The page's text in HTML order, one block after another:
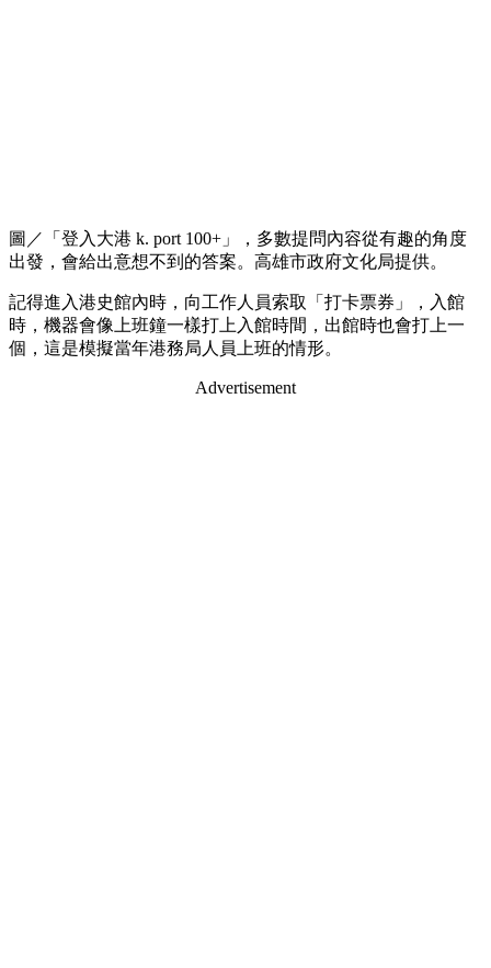
圖／「登入大港 k. port 100+」，多數提問內容從有趣的角度
出發，會給出意想不到的答案。高雄市政府文化局提供。
記得進入港史館內時，向工作人員索取「打卡票券」，入館
時，機器會像上班鐘一樣打上入館時間，出館時也會打上一
個，這是模擬當年港務局人員上班的情形。
Advertisement